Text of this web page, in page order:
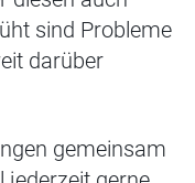
sind Probleme
darüber
gemeinsam